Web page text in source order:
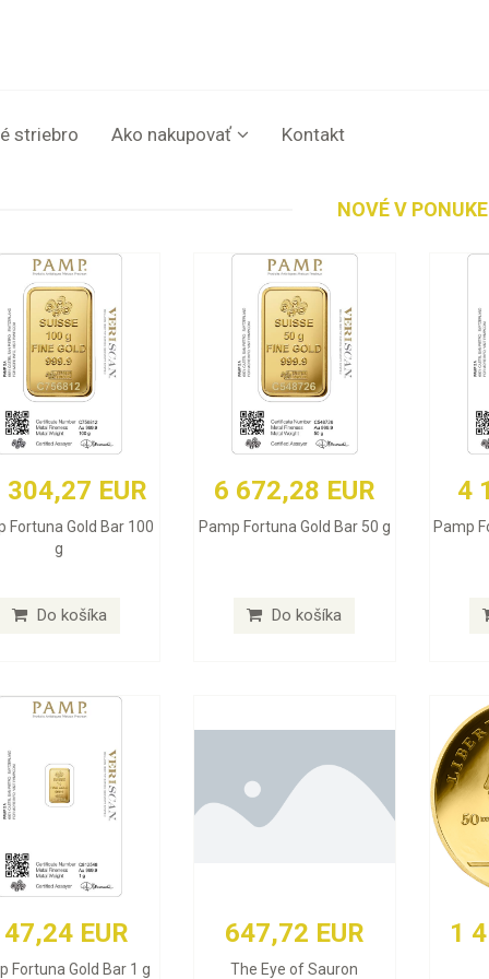
striebro Ako nakupovať Kontakt
NOVÉ V PONUKE
304,27 EUR
Fortuna Gold Bar 100
g
Do košíka
6 672,28 EUR
Pamp Fortuna Gold Bar 50 g
Do košíka
4
Pamp
EUR
Fortuna Gold Bar 1 g
647,72 EUR
The Eye of Sauron
1